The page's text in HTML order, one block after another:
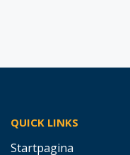
QUICK LINKS
Startpagina